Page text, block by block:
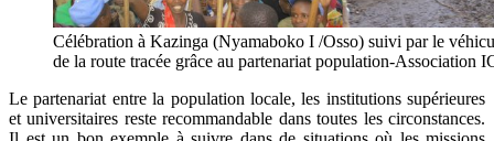
Célébration à Kazinga (Nyamaboko I /Osso) suivi par le
de la route tracée grâce au partenariat population-Association
Le partenariat entre la population locale, les institutions supérieures
et universitaires reste recommandable dans toutes les circonstances.